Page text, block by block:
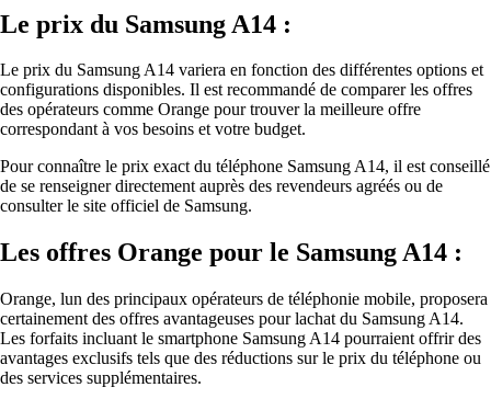
Le prix du Samsung A14 :
Le prix du Samsung A14 variera en fonction des différentes options et
configurations disponibles. Il est recommandé de comparer les offres
des opérateurs comme Orange pour trouver la meilleure offre
correspondant à vos besoins et votre budget.
Pour connaître le prix exact du téléphone Samsung A14, il est conseillé
de se renseigner directement auprès des revendeurs agréés ou de
consulter le site officiel de Samsung.
Les offres Orange pour le Samsung A14 :
Orange, lun des principaux opérateurs de téléphonie mobile, proposera
certainement des offres avantageuses pour lachat du Samsung A14.
Les forfaits incluant le smartphone Samsung A14 pourraient offrir des
avantages exclusifs tels que des réductions sur le prix du téléphone ou
des services supplémentaires.